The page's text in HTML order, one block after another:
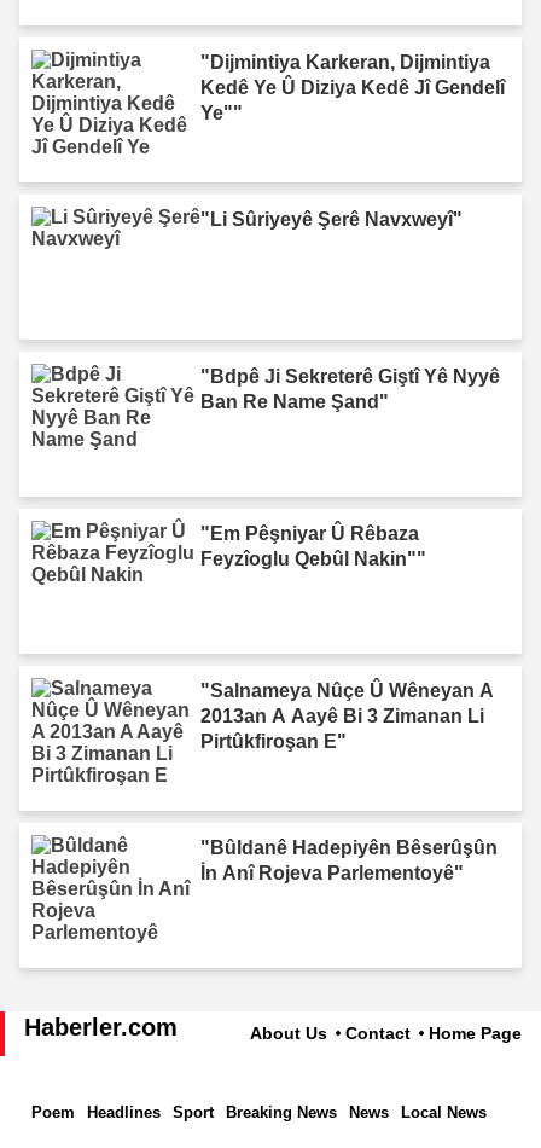
"Dijmintiya Karkeran, Dijmintiya
Kedê Ye Û Diziya Kedê Jî Gendelî
Ye""
"Li Sûriyeyê Şerê Navxweyî"
"Bdpê Ji Sekreterê Giştî Yê Nyyê
Ban Re Name Şand"
"Em Pêşniyar Û Rêbaza
Feyzîoglu Qebûl Nakin""
"Salnameya Nûçe Û Wêneyan A
2013an A Aayê Bi 3 Zimanan Li
Pirtûkfiroşan E"
"Bûldanê Hadepiyên Bêserûşûn
İn Anî Rojeva Parlementoyê"
Haberler.com About Us Contact Home Page
Poem Headlines Sport Breaking News News Local News